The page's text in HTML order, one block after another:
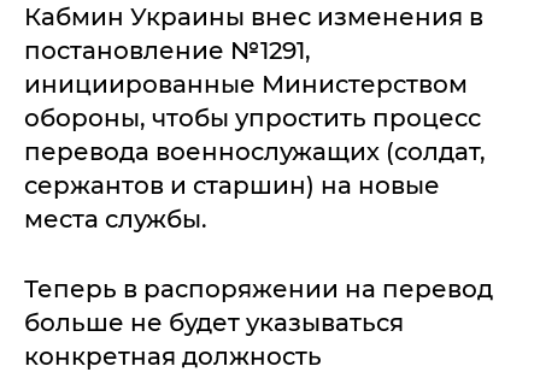
Кабмин Украины внес изменения в
постановление №1291,
инициированные Министерством
обороны, чтобы упростить процесс
перевода военнослужащих (солдат,
сержантов и старшин) на новые
места службы.
Теперь в распоряжении на перевод
больше не будет указываться
конкретная должность